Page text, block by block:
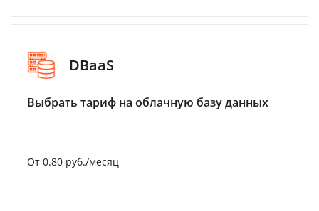
DBaaS
Выбрать тариф на облачную базу данных
От 0.80 руб./месяц